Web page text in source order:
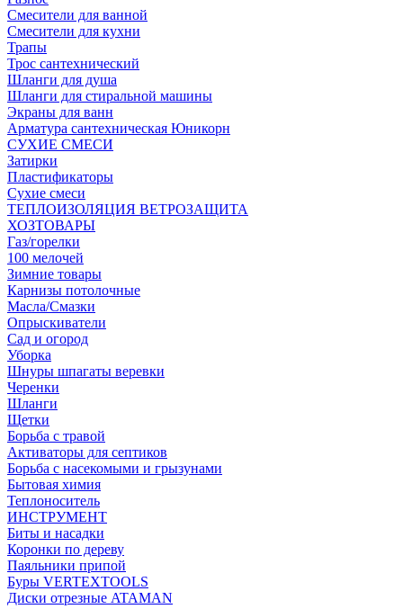
Смесители для ванной
Смесители для кухни
Трапы
Трос сантехнический
Шланги для душа
Шланги для стиральной машины
Экраны для ванн
Арматура сантехническая Юникорн
СУХИЕ СМЕСИ
Затирки
Пластификаторы
Сухие смеси
ТЕПЛОИЗОЛЯЦИЯ ВЕТРОЗАЩИТА
ХОЗТОВАРЫ
Газ/горелки
100 мелочей
Зимние товары
Карнизы потолочные
Масла/Смазки
Опрыскиватели
Сад и огород
Уборка
Шнуры шпагаты веревки
Черенки
Шланги
Щетки
Борьба с травой
Активаторы для септиков
Борьба с насекомыми и грызунами
Бытовая химия
Теплоноситель
ИНСТРУМЕНТ
Биты и насадки
Коронки по дереву
Паяльники припой
Буры VERTEXTOOLS
Диски отрезные ATAMAN